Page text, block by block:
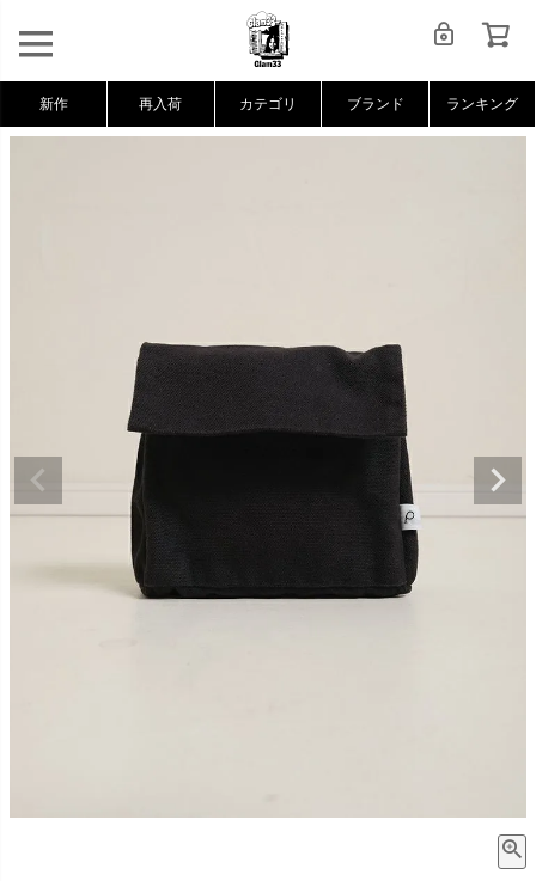
新作 再入荷 カテゴリ ブランド ランキング